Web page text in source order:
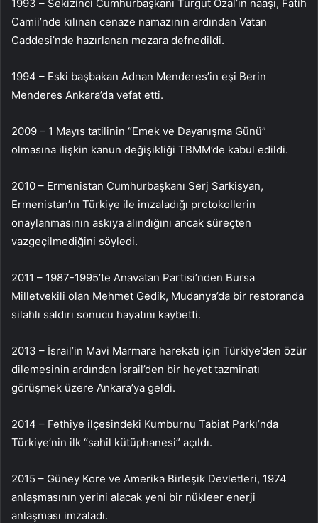
1993 – Sekizinci Cumhurbaşkanı Turgut Özal’ın naaşı, Fatih
Camii’nde kılınan cenaze namazının ardından Vatan
Caddesi’nde hazırlanan mezara defnedildi.
1994 – Eski başbakan Adnan Menderes’in eşi Berin
Menderes Ankara’da vefat etti.
2009 – 1 Mayıs tatilinin “Emek ve Dayanışma Günü”
olmasına ilişkin kanun değişikliği TBMM’de kabul edildi.
2010 – Ermenistan Cumhurbaşkanı Serj Sarkisyan,
Ermenistan’ın Türkiye ile imzaladığı protokollerin
onaylanmasının askıya alındığını ancak süreçten
vazgeçilmediğini söyledi.
2011 – 1987-1995’te Anavatan Partisi’nden Bursa
Milletvekili olan Mehmet Gedik, Mudanya’da bir restoranda
silahlı saldırı sonucu hayatını kaybetti.
2013 – İsrail’in Mavi Marmara harekatı için Türkiye’den özür
dilemesinin ardından İsrail’den bir heyet tazminatı
görüşmek üzere Ankara’ya geldi.
2014 – Fethiye ilçesindeki Kumburnu Tabiat Parkı’nda
Türkiye’nin ilk “sahil kütüphanesi” açıldı.
2015 – Güney Kore ve Amerika Birleşik Devletleri, 1974
anlaşmasının yerini alacak yeni bir nükleer enerji
anlaşması imzaladı.